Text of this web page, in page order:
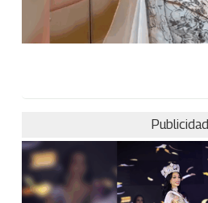
Publicidad